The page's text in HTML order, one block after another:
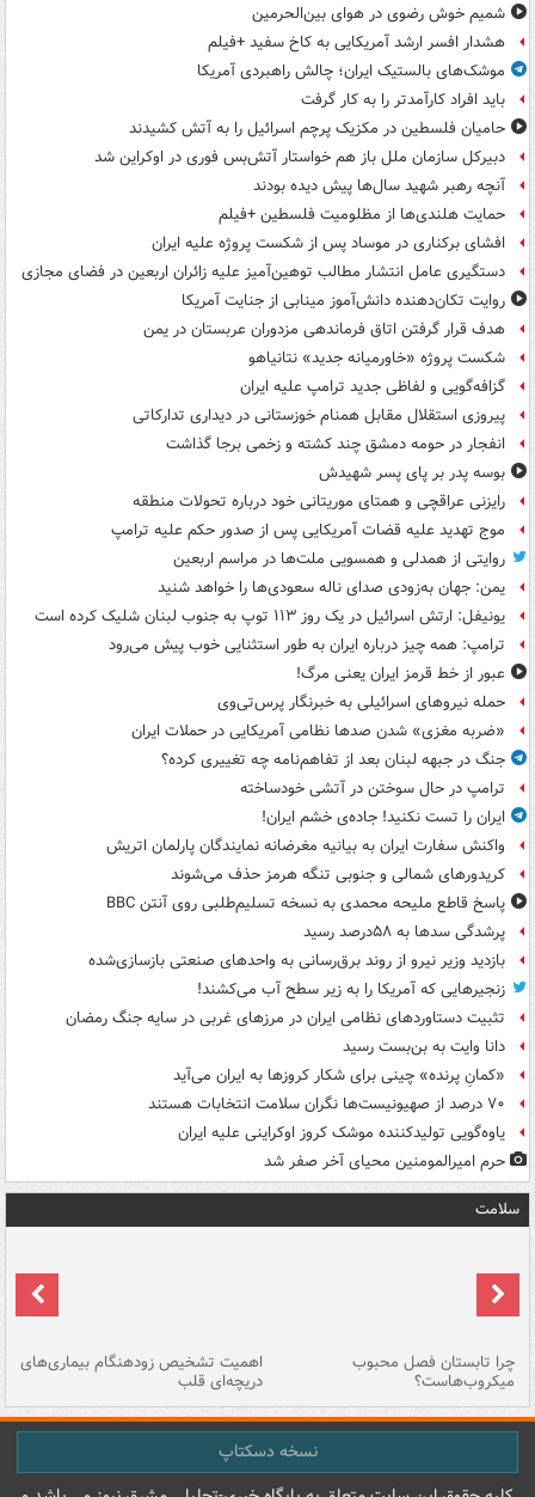
شمیم خوش رضوی در هوای بین‌الحرمین
هشدار افسر ارشد آمریکایی به کاخ سفید +فیلم
موشک‌های بالستیک ایران؛ چالش راهبردی آمریکا
باید افراد کارآمدتر را به کار گرفت
حامیان فلسطین در مکزیک پرچم اسرائیل را به آتش کشیدند
دبیرکل سازمان ملل باز هم خواستار آتش‌بس فوری در اوکراین شد
آنچه رهبر شهید سال‌ها پیش دیده بودند
حمایت هلندی‌ها از مظلومیت فلسطین +فیلم
افشای برکناری در موساد پس از شکست پروژه علیه ایران
دستگیری عامل انتشار مطالب توهین‌آمیز علیه زائران اربعین در فضای مجازی
روایت تکان‌دهنده دانش‌آموز مینابی از جنایت آمریکا
هدف قرار گرفتن اتاق‌ فرماندهی مزدوران عربستان در یمن
شکست پروژه «خاورمیانه جدید» نتانیاهو
گزافه‌گویی و لفاظی جدید ترامپ علیه ایران
پیروزی استقلال مقابل همنام خوزستانی در دیداری تدارکاتی
انفجار در حومه دمشق چند کشته و زخمی برجا گذاشت
بوسه‌ پدر بر پای پسر شهیدش
رایزنی عراقچی و همتای موریتانی خود درباره تحولات منطقه
موج تهدید علیه قضات آمریکایی پس از صدور حکم علیه ترامپ
روایتی از همدلی و همسویی ملت‌ها در مراسم اربعین
یمن: جهان به‌زودی صدای ناله سعودی‌ها را خواهد شنید
یونیفل: ارتش اسرائیل در یک روز ۱۱۳ توپ به جنوب لبنان شلیک کرده است
ترامپ: همه چیز درباره ایران به طور استثنایی خوب پیش می‌رود
عبور از خط قرمز ایران یعنی مرگ!
حمله نیروهای اسرائیلی به خبرنگار پرس‌تی‌وی
«ضربه مغزی» شدن صدها نظامی آمریکایی در حملات ایران
جنگ در جبهه لبنان بعد از تفاهم‌نامه چه تغییری کرده؟
ترامپ در حال سوختن در آتشی خودساخته
ایران را تست نکنید! جاده‌ی خشم ایران!
واکنش سفارت ایران به بیانیه مغرضانه نمایندگان پارلمان اتریش
کریدورهای شمالی و جنوبی تنگه هرمز حذف می‌شوند
پاسخ قاطع ملیحه محمدی به نسخه تسلیم‌طلبی روی آنتن BBC
پرشدگی سدها به ۵۸درصد رسید
بازدید وزیر نیرو از روند برق‌رسانی به واحدهای صنعتی بازسازی‌شده
زنجیرهایی که آمریکا را به زیر سطح آب می‌کشند!
تثبیت دستاوردهای نظامی ایران در مرزهای غربی در سایه جنگ رمضان
دانا وایت به بن‌بست رسید
«کمانِ پرنده» چینی برای شکار کروزها به ایران می‌آید
۷۰ درصد از صهیونیست‌ها نگران سلامت انتخابات هستند
یاوه‌گویی تولیدکننده موشک کروز اوکراینی علیه ایران
حرم امیرالمومنین محیای آخر صفر شد
سلامت
چرا تابستان فصل محبوب
میکروب‌هاست؟
اهمیت تشخیص زودهنگام بیماری‌های
دریچه‌ای قلب
نسخه دسکتاپ